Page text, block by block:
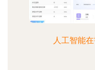
人工智能